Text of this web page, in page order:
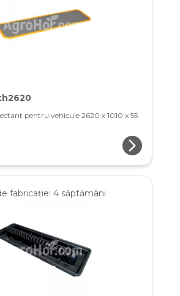
pentru vehicule 2620 x 1010 x 55
arrow_forward_ios
fabricație: 4 săptămâni